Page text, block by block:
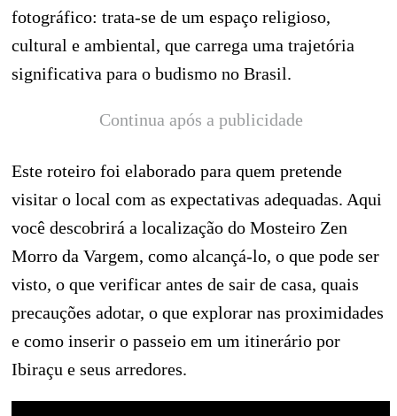
fotográfico: trata-se de um espaço religioso,
cultural e ambiental, que carrega uma trajetória
significativa para o budismo no Brasil.
Continua após a publicidade
Este roteiro foi elaborado para quem pretende
visitar o local com as expectativas adequadas. Aqui
você descobrirá a localização do Mosteiro Zen
Morro da Vargem, como alcançá-lo, o que pode ser
visto, o que verificar antes de sair de casa, quais
precauções adotar, o que explorar nas proximidades
e como inserir o passeio em um itinerário por
Ibiraçu e seus arredores.